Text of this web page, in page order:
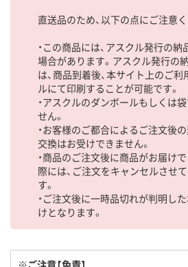
直送品のため、以下の点にご注意く
・この商品には、アスクル発行の
場合があります。アスクル発行の
は、商品到着後、本サイト上のご
ルにて印刷することが可能です。
・アスクルのダンボールもしくは
せん。
・お客様のご都合によるご注文後の
交換はお受けできません。
・商品のご注文後に商品がお届け
際には、ご注文をキャンセルさせ
す。
・ご注文後に一時品切れが判明し
けとなります。